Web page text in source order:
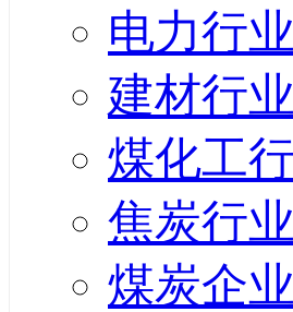
电力行业
建材行业
煤化工
焦炭行业
煤炭企业